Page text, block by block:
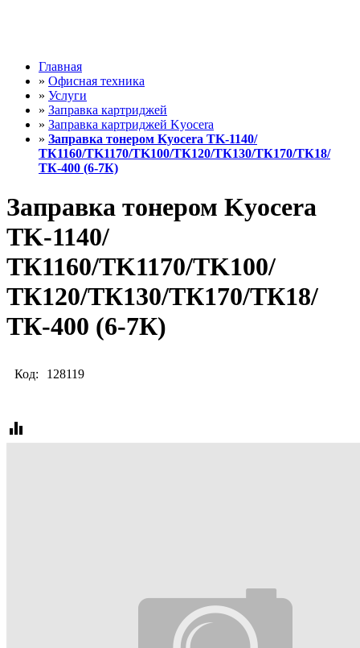
Главная
» Офисная техника
» Услуги
» Заправка картриджей
» Заправка картриджей Kyocera
» Заправка тонером Kyocera TK-1140/
ТК1160/TK1170/TK100/ТК120/ТК130/ТК170/ТК18/
ТК-400 (6-7К)
Заправка тонером Kyocera
TK-1140/
ТК1160/TK1170/TK100/
ТК120/ТК130/ТК170/ТК18/
ТК-400 (6-7К)
Код: 128119
equalizer